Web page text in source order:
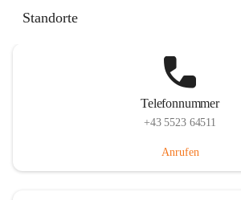
Standorte
Telefonnummer
+43 5523 64511
Anrufen